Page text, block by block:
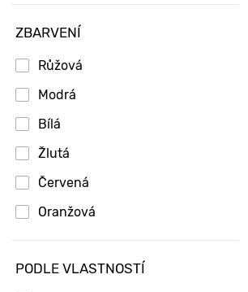
ZBARVENÍ
Růžová
Modrá
Bílá
Žlutá
Červená
Oranžová
PODLE VLASTNOSTÍ